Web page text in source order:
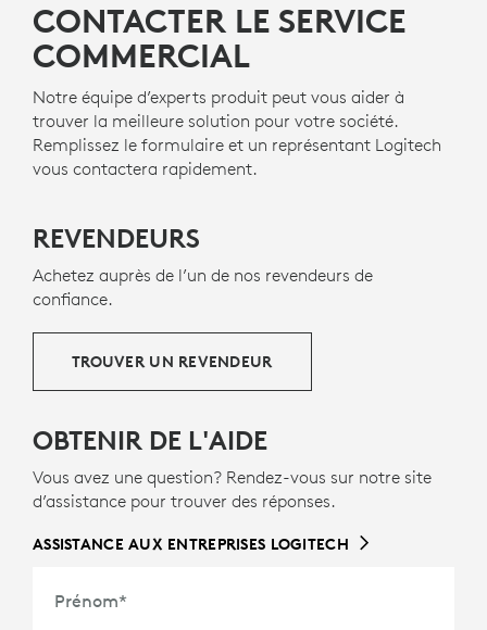
CONTACTER LE SERVICE
COMMERCIAL
Notre équipe d’experts produit peut vous aider à
trouver la meilleure solution pour votre société.
Remplissez le formulaire et un représentant Logitech
vous contactera rapidement.
REVENDEURS
Achetez auprès de l’un de nos revendeurs de
confiance.
TROUVER UN REVENDEUR
OBTENIR DE L'AIDE
Vous avez une question? Rendez-vous sur notre site
d’assistance pour trouver des réponses.
ASSISTANCE AUX ENTREPRISES LOGITECH
Prénom*